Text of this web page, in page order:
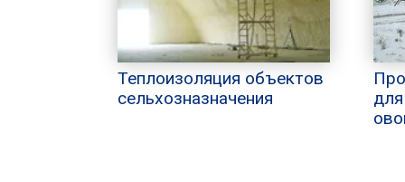
Теплоизоляция объектов
сельхозназначения